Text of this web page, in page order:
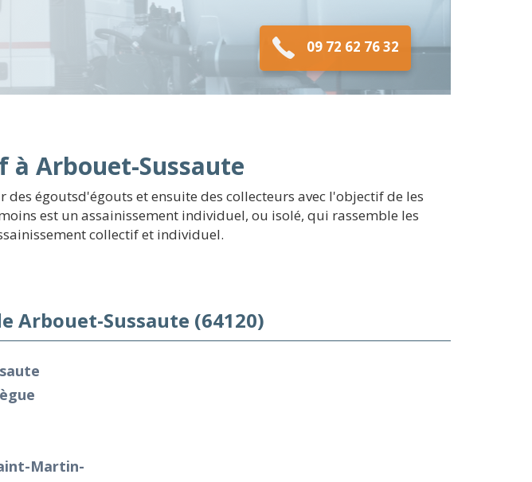
09 72 62 76 32
Arbouet-Sussaute
égoutsd'égouts et ensuite des collecteurs avec l'objectif de les
est un assainissement individuel, ou isolé, qui rassemble les
collectif et individuel.
Arbouet-Sussaute (64120)
Martin-